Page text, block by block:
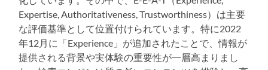
Expertise, Authoritativeness, Trustworthiness）は主要
な評価基準として位置付けられています。特に2022
年12月に「Experience」が追加されたことで、情報が
提供される背景や実体験の重要性が一層高まりまし